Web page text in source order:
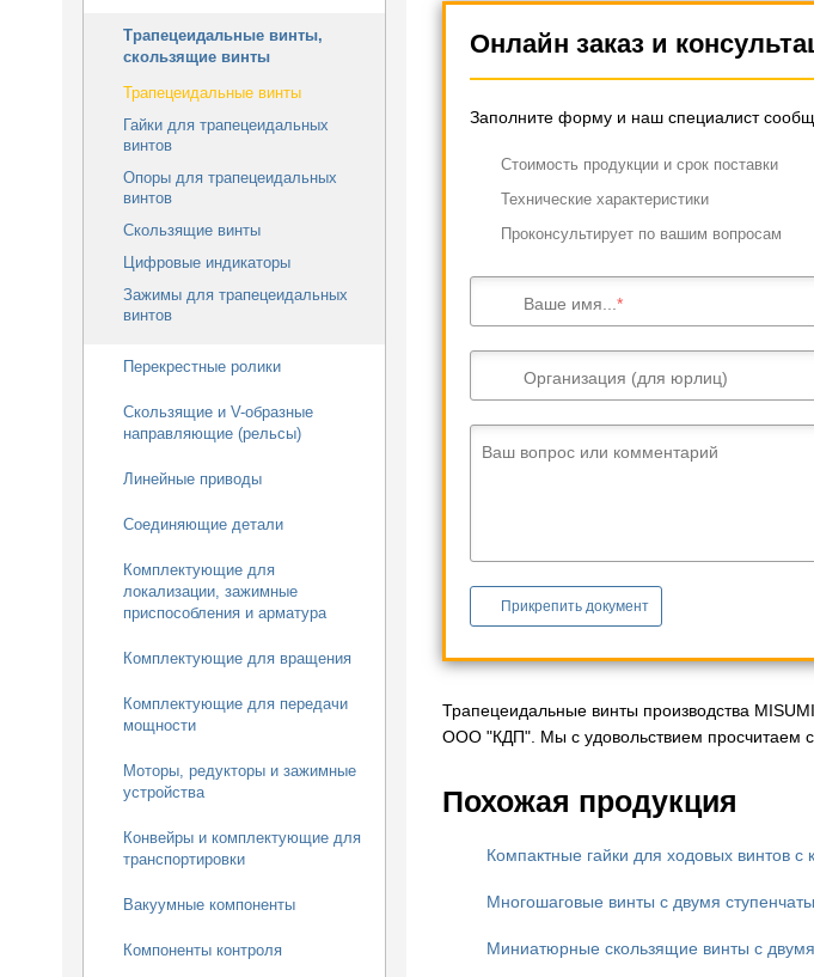
Трапецеидальные винты,
скользящие винты
Трапецеидальные винты
Гайки для трапецеидальных
винтов
Опоры для трапецеидальных
винтов
Скользящие винты
Цифровые индикаторы
Зажимы для трапецеидальных
винтов
Перекрестные ролики
Скользящие и V-образные
направляющие (рельсы)
Линейные приводы
Соединяющие детали
Комплектующие для
локализации, зажимные
приспособления и арматура
Комплектующие для вращения
Комплектующие для передачи
мощности
Моторы, редукторы и зажимные
устройства
Конвейры и комплектующие для
транспортировки
Вакуумные компоненты
Компоненты контроля
Онлайн заказ и
Заполните форму и наш специалист
Cтоимость продукции и срок поставки
Технические характеристики
Проконсультирует по вашим вопросам
Ваше имя...
Организация (для юрлиц)
Ваш вопрос или комментарий
Прикрепить документ
Трапецеидальные винты производства
ООО "КДП". Мы с удовольствием просчитаем
Похожая продукция
Компактные гайки для ходовых винтов
Многошаговые винты c двумя
Миниатюрные скользящие винты с